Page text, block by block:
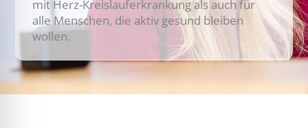
mit Herz-Kreislauferkrankung als auch für
alle Menschen, die aktiv gesund bleiben
wollen.